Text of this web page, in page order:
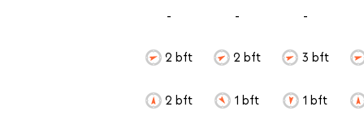
-
2 bft
2 bft
-
2 bft
1 bft
-
3 bft
1 bft